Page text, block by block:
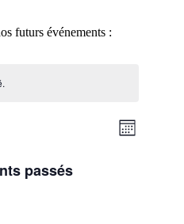
futurs événements :
de
Mois
passés